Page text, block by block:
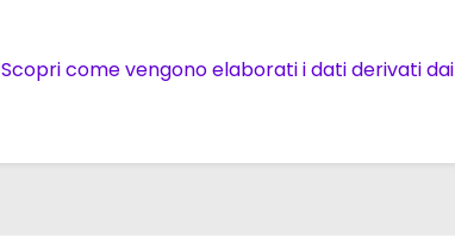
Scopri come vengono elaborati i dati derivati dai